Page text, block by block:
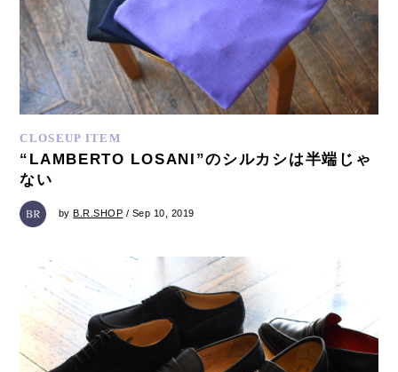
CLOSEUP ITEM
“LAMBERTO LOSANI”のシルカシは半端じゃ
ない
byB.R.SHOP / Sep 10, 2019